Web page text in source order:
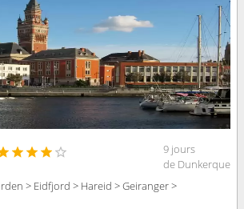
9 jours
de Dunkerque
> Eidfjord > Hareid > Geiranger >